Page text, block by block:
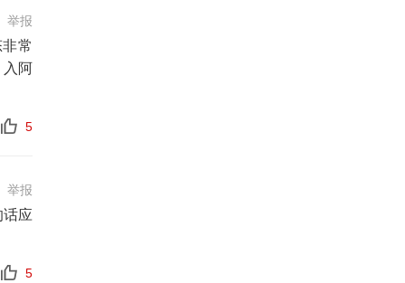
举报
常
入阿
5
举报
应
5